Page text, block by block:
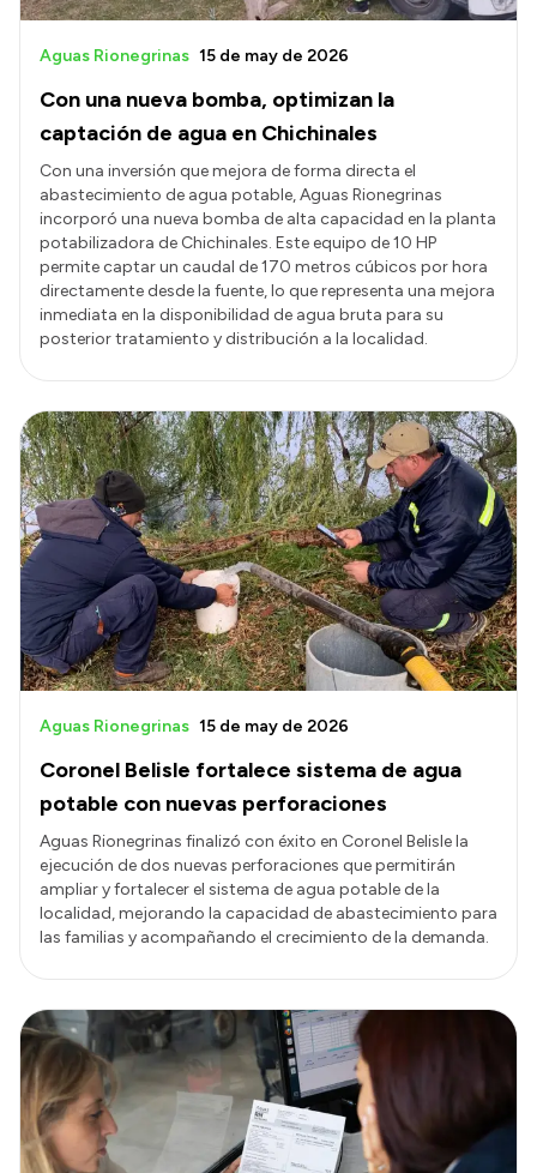
Con una nueva bomba, optimizan la
captación de agua en Chichinales
Aguas Rionegrinas 15 de may de 2026
Con una inversión que mejora de forma directa el
abastecimiento de agua potable, Aguas Rionegrinas
incorporó una nueva bomba de alta capacidad en la planta
potabilizadora de Chichinales. Este equipo de 10 HP
permite captar un caudal de 170 metros cúbicos por hora
directamente desde la fuente, lo que representa una mejora
inmediata en la disponibilidad de agua bruta para su
posterior tratamiento y distribución a la localidad.
Coronel Belisle fortalece sistema de agua
potable con nuevas perforaciones
Aguas Rionegrinas 15 de may de 2026
Aguas Rionegrinas finalizó con éxito en Coronel Belisle la
ejecución de dos nuevas perforaciones que permitirán
ampliar y fortalecer el sistema de agua potable de la
localidad, mejorando la capacidad de abastecimiento para
las familias y acompañando el crecimiento de la demanda.